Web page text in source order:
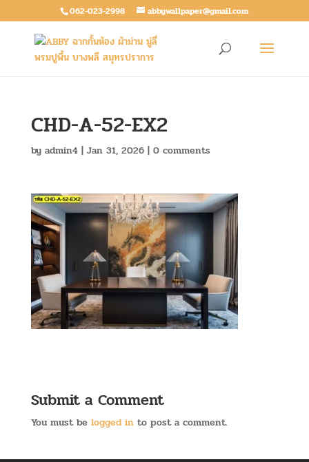
062-023-2998 abbywallpaper@gmail.com
CHD-A-52-EX2
by admin4| Jan 31, 2026| 0 comments
Submit a Comment
You must be logged into post a comment.